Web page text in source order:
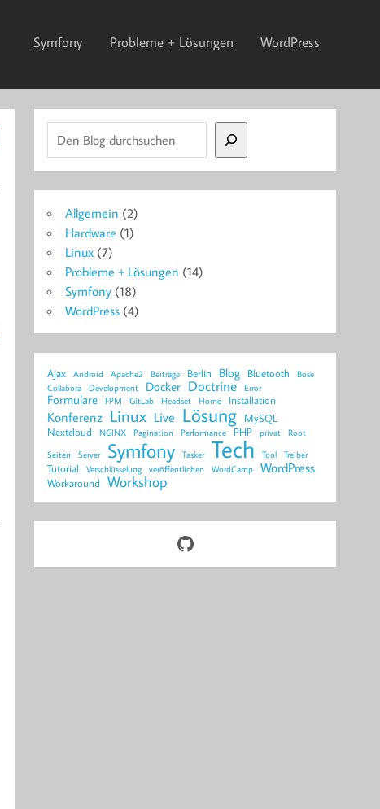
Symfony Probleme + Lösungen WordPress
Suchen
Allgemein (2)
Hardware (1)
Linux (7)
Probleme + Lösungen (14)
Symfony (18)
WordPress (4)
Ajax Android Apache2 Beiträge Berlin Blog Bluetooth
Bose
Collabora
Development Docker Doctrine Error
Formulare FPM GitLab Headset Home Installation
Konferenz Linux Live Lösung MySQL
Nextcloud
NGINX Pagination Performance PHP privat
Root
Seiten
Server Symfony Tasker Tech Tool Treiber
Tutorial Verschlüsselung veröffentlichen WordCamp WordPress
Workaround Workshop
GitHub